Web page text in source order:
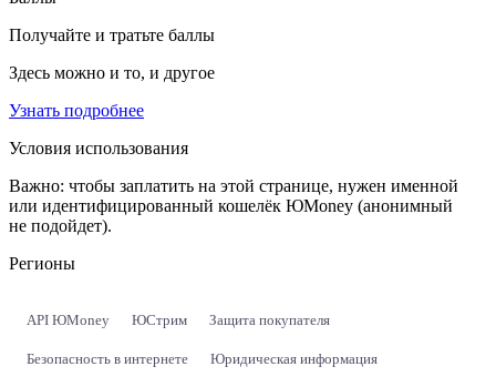
Получайте и тратьте баллы
Здесь можно и то, и другое
Узнать подробнее
Условия использования
Важно: чтобы заплатить на этой странице, нужен именной
или идентифицированный кошелёк ЮMoney (анонимный
не подойдет).
Регионы
API ЮMoney ЮСтрим Защита покупателя
Безопасность в интернете Юридическая информация